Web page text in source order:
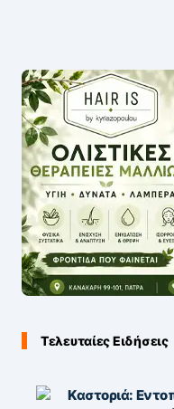
Τελευταίες Ειδήσεις